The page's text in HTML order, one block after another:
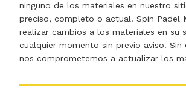
ninguno de los materiales en nuestro
preciso, completo o actual. Spin Padel
realizar cambios a los materiales en su
cualquier momento sin previo aviso. Sin
nos comprometemos a actualizar los